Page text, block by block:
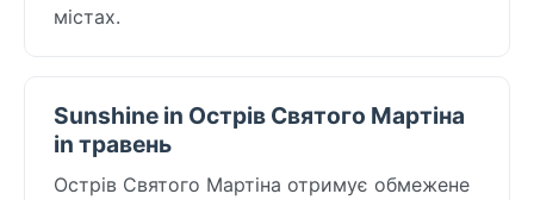
містах.
Sunshine in Острів Святого Мартіна
in травень
Острів Святого Мартіна отримує обмежене